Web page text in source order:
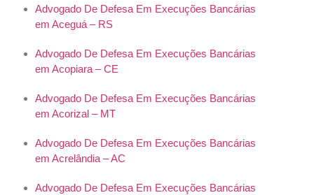
Advogado De Defesa Em Execuções Bancárias
em Aceguá – RS
Advogado De Defesa Em Execuções Bancárias
em Acopiara – CE
Advogado De Defesa Em Execuções Bancárias
em Acorizal – MT
Advogado De Defesa Em Execuções Bancárias
em Acrelândia – AC
Advogado De Defesa Em Execuções Bancárias